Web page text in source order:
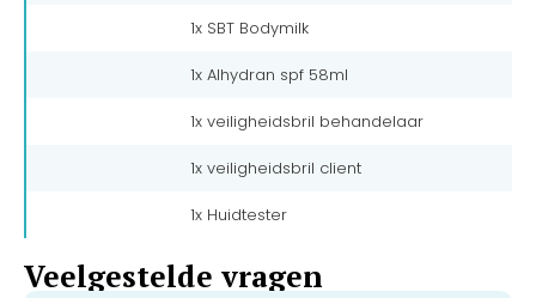
1x SBT Bodymilk
1x Alhydran spf 58ml
1x veiligheidsbril behandelaar
1x veiligheidsbril client
1x Huidtester
Veelgestelde vragen